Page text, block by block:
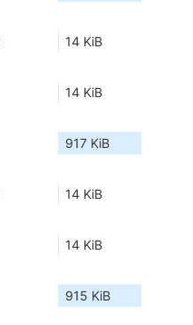
14 KiB
14 KiB
917 KiB
14 KiB
14 KiB
915 KiB